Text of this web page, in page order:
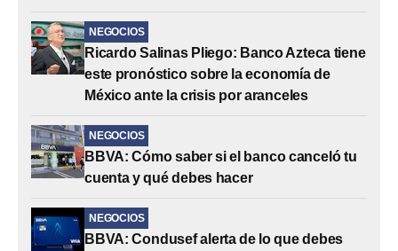
NEGOCIOS
Ricardo Salinas Pliego: Banco Azteca tiene
este pronóstico sobre la economía de
México ante la crisis por aranceles
NEGOCIOS
BBVA: Cómo saber si el banco canceló tu
cuenta y qué debes hacer
NEGOCIOS
BBVA: Condusef alerta de lo que debes